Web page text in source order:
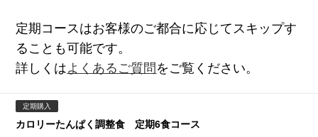
定期コースはお客様のご都合に応じてスキップす
ることも可能です。
詳しくはよくあるご質問をご覧ください。
定期購入
カロリーたんぱく調整食 定期6食コース